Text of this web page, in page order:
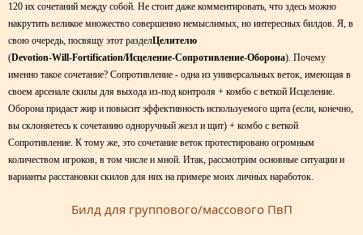
120 их сочетаний между собой. Не стоит даже комментировать, что здесь можно
накрутить великое множество совершенно немыслимых, но интересных билдов. Я, в
свою очередь, посвящу этот разделЦелителю
(Devotion-Will-Fortification/Исцеление-Сопротивление-Оборона). Почему
именно такое сочетание? Сопротивление - одна из универсальных веток, имеющая в
своем арсенале скилы для выхода из-под контроля + комбо с веткой Исцеление.
Оборона придаст жир и повысит эффективность используемого щита (если, конечно,
вы склоняетесь к сочетанию одноручный жезл и щит) + комбо с веткой
Сопротивление. К тому же, это сочетание веток протестировано огромным
количеством игроков, в том числе и мной. Итак, рассмотрим основные ситуации и
варианты расстановки скилов для них на примере моих личных наработок.
Билд для группового/массового ПвП​